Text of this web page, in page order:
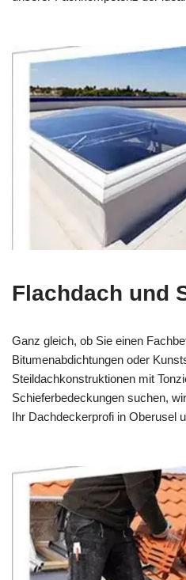
Flachdach und
Ganz gleich, ob Sie einen
Bitumenabdichtungen oder
Steildachkonstruktionen mit
Schieferbedeckungen suchen,
Ihr Dachdeckerprofi in Oberusel